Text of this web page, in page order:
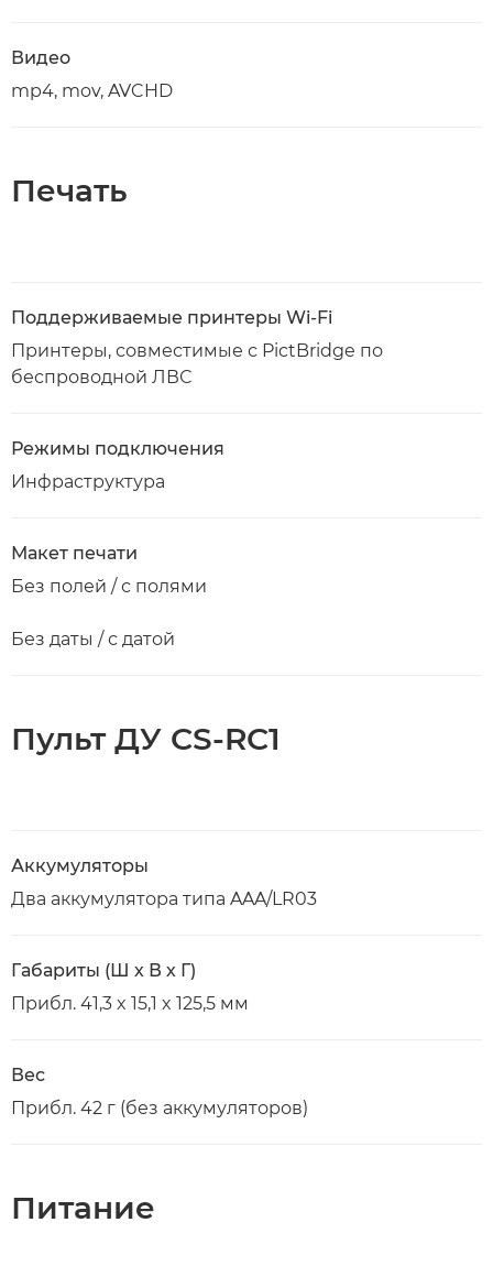
Видео
mp4, mov, AVCHD
Печать
Поддерживаемые принтеры Wi-Fi
Принтеры, совместимые с PictBridge по
беспроводной ЛВС
Режимы подключения
Инфраструктура
Макет печати
Без полей / с полями
Без даты / с датой
Пульт ДУ CS-RC1
Аккумуляторы
Два аккумулятора типа AAA/LR03
Габариты (Ш х В х Г)
Прибл. 41,3 x 15,1 x 125,5 мм
Вес
Прибл. 42 г (без аккумуляторов)
Питание